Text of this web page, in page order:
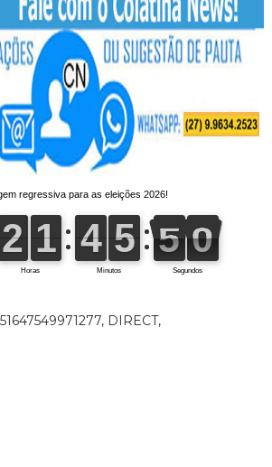
DIRECT,